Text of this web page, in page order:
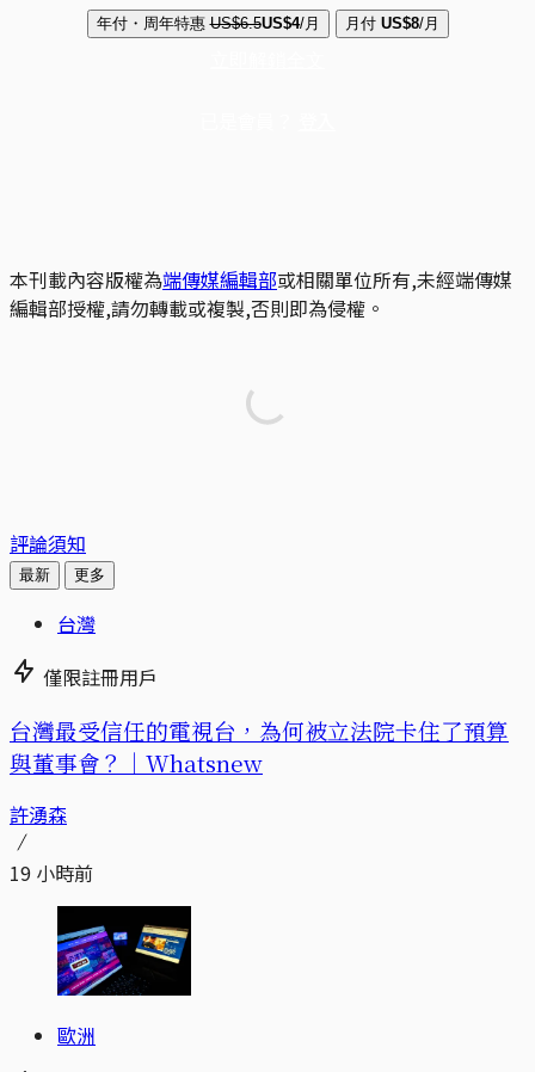
年付・周年特惠 US$6.5US$4/月 月付 US$8/月
本刊載內容版權為端傳媒編輯部或相關單位所有,未經端傳媒
編輯部授權,請勿轉載或複製,否則即為侵權。
評論須知
最新 更多
台灣
僅限註冊用戶
台灣最受信任的電視台，為何被立法院卡住了預算
與董事會？｜Whatsnew
許湧森
19 小時前
歐洲